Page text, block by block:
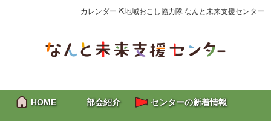
カレンダー ⛏地域おこし協力隊 なんと未来支援センター
HOME 部会紹介 センターの新着情報